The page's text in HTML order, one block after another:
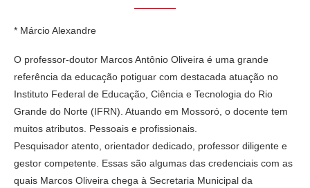
* Márcio Alexandre
O professor-doutor Marcos Antônio Oliveira é uma grande
referência da educação potiguar com destacada atuação no
Instituto Federal de Educação, Ciência e Tecnologia do Rio
Grande do Norte (IFRN). Atuando em Mossoró, o docente tem
muitos atributos. Pessoais e profissionais.
Pesquisador atento, orientador dedicado, professor diligente e
gestor competente. Essas são algumas das credenciais com as
quais Marcos Oliveira chega à Secretaria Municipal da